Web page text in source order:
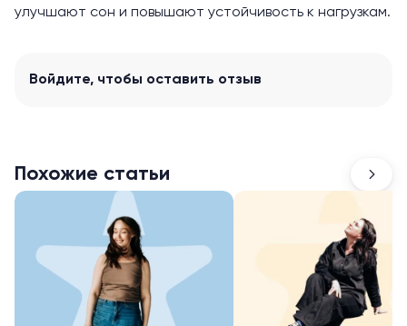
улучшают сон и повышают устойчивость к нагрузкам.
Войдите, чтобы оставить отзыв
Похожие статьи